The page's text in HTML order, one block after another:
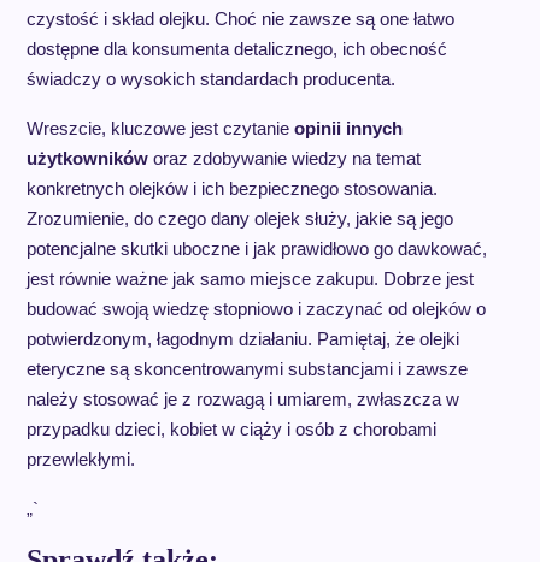
czystość i skład olejku. Choć nie zawsze są one łatwo
dostępne dla konsumenta detalicznego, ich obecność
świadczy o wysokich standardach producenta.
Wreszcie, kluczowe jest czytanie opinii innych
użytkownikóworaz zdobywanie wiedzy na temat
konkretnych olejków i ich bezpiecznego stosowania.
Zrozumienie, do czego dany olejek służy, jakie są jego
potencjalne skutki uboczne i jak prawidłowo go dawkować,
jest równie ważne jak samo miejsce zakupu. Dobrze jest
budować swoją wiedzę stopniowo i zaczynać od olejków o
potwierdzonym, łagodnym działaniu. Pamiętaj, że olejki
eteryczne są skoncentrowanymi substancjami i zawsze
należy stosować je z rozwagą i umiarem, zwłaszcza w
przypadku dzieci, kobiet w ciąży i osób z chorobami
przewlekłymi.
„`